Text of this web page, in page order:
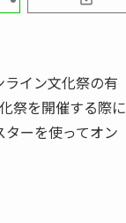
イン文化祭の有
祭を開催する際に
ーを使ってオン